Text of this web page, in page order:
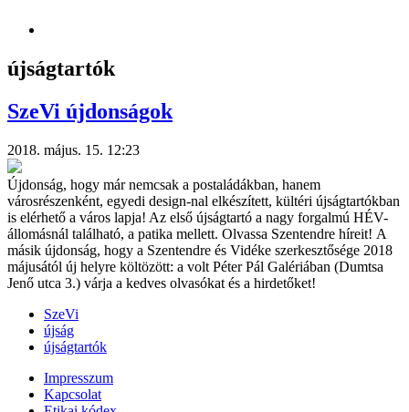
újságtartók
SzeVi újdonságok
2018. május. 15. 12:23
Újdonság, hogy már nemcsak a postaládákban, hanem
városrészenként, egyedi design-nal elkészített, kültéri újságtartókban
is elérhető a város lapja! Az első újságtartó a nagy forgalmú HÉV-
állomásnál található, a patika mellett. Olvassa Szentendre híreit! A
másik újdonság, hogy a Szentendre és Vidéke szerkesztősége 2018
májusától új helyre költözött: a volt Péter Pál Galériában (Dumtsa
Jenő utca 3.) várja a kedves olvasókat és a hirdetőket!
SzeVi
újság
újságtartók
Impresszum
Kapcsolat